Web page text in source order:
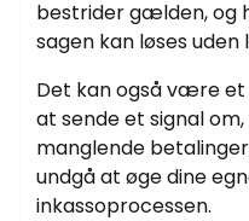
bestrider gælden, og
sagen kan løses
Det kan også være et
at sende et signal
manglende
undgå at øge dine
inkassoprocessen.